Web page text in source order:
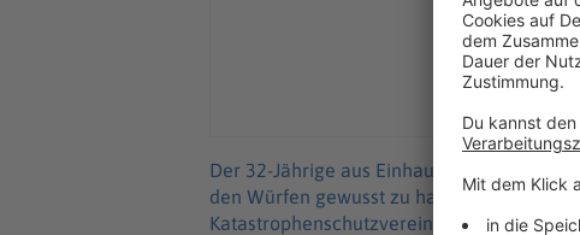
Der 32-Jährige aus Einhausen im Süden
den Würfen gewusst zu haben. Er habe
Katastrophenschutzverein gegründet. Die